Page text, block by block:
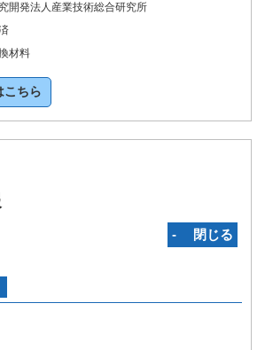
開発法人産業技術総合研究所
材料
こちら
‐ 閉じる